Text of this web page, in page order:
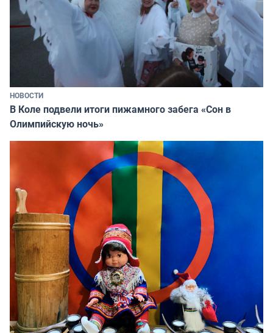
НОВОСТИ
В Коле подвели итоги пижамного забега «Сон в
Олимпийскую ночь»